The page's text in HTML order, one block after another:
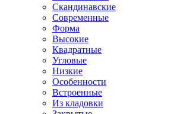
Скандинавские
Современные
Форма
Высокие
Квадратные
Угловые
Низкие
Особенности
Встроенные
Из кладовки